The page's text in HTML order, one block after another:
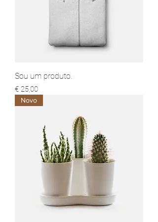
Sou um produto.
Preço
€ 25,00
Novo